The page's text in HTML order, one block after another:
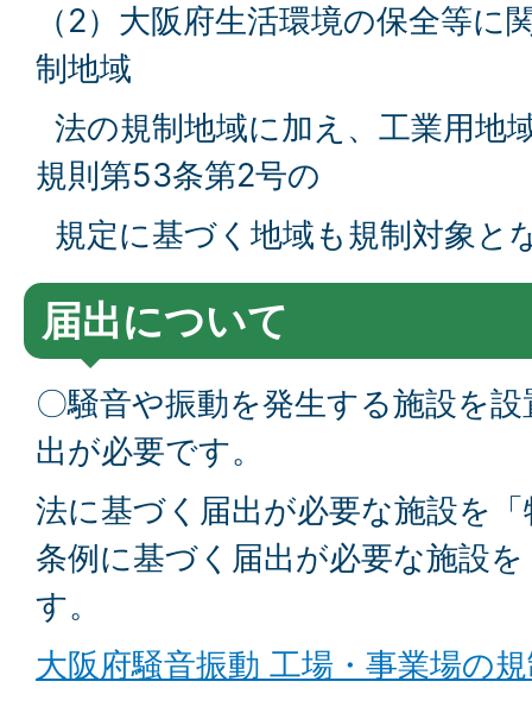
（2）大阪府生活環境の保全等に
制地域
法の規制地域に加え、工業用地
規則第53条第2号の
規定に基づく地域も規制対象と
届出について
〇騒音や振動を発生する施設を
出が必要です。
法に基づく届出が必要な施設を
条例に基づく届出が必要な施設
す。
大阪府騒音振動 工場・事業場の